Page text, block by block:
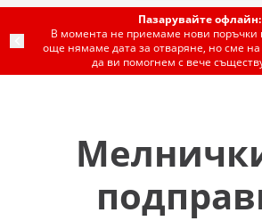
Пазарувайте офлайн:
В момента не приемаме нови поръчки
още нямаме дата за отваряне, но сме
да ви помогнем с вече